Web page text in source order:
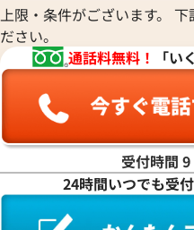
マ行
ヤ行
ワ行
上限・条件がございます。
ださい。
通話料無料！
「
受付時間
24時間いつでも受